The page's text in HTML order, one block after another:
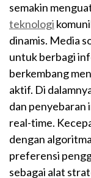
semakin
teknologi
dinamis. Media
untuk berbagi
berkembang
aktif. Di
dan penyebaran
real-time.
dengan
preferensi
sebagai alat